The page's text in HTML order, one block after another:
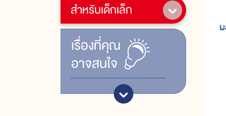
สำหรับเด็กเล็ก
เรื่ิองที่คุณ
อาจสนใจ